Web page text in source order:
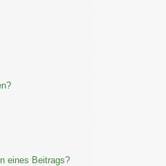
eines Beitrags?